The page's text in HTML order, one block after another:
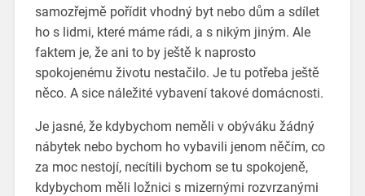
samozřejmě pořídit vhodný byt nebo dům a sdílet
ho s lidmi, které máme rádi, a s nikým jiným. Ale
faktem je, že ani to by ještě k naprosto
spokojenému životu nestačilo. Je tu potřeba ještě
něco. A sice náležité vybavení takové domácnosti.
Je jasné, že kdybychom neměli v obýváku žádný
nábytek nebo bychom ho vybavili jenom něčím, co
za moc nestojí, necítili bychom se tu spokojeně,
kdybychom měli ložnici s mizernými rozvrzanými